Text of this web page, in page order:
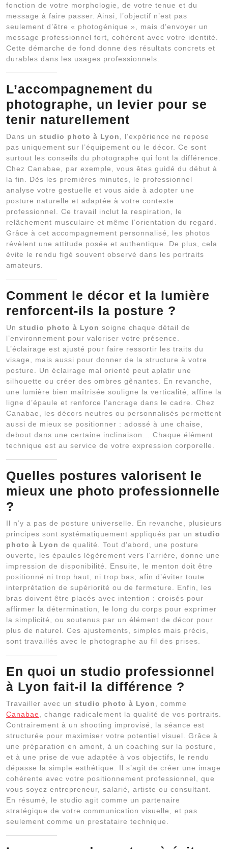
fonction de votre morphologie, de votre tenue et du
message à faire passer. Ainsi, l’objectif n’est pas
seulement d’être « photogénique », mais d’envoyer un
message professionnel fort, cohérent avec votre identité.
Cette démarche de fond donne des résultats concrets et
durables dans les usages professionnels.
L’accompagnement du
photographe, un levier pour se
tenir naturellement
Dans un studio photo à Lyon
, l’expérience ne repose
pas uniquement sur l’équipement ou le décor. Ce sont
surtout les conseils du photographe qui font la différence.
Chez Canabae, par exemple, vous êtes guidé du début à
la fin. Dès les premières minutes, le professionnel
analyse votre gestuelle et vous aide à adopter une
posture naturelle et adaptée à votre contexte
professionnel. Ce travail inclut la respiration, le
relâchement musculaire et même l’orientation du regard.
Grâce à cet accompagnement personnalisé, les photos
révèlent une attitude posée et authentique. De plus, cela
évite le rendu figé souvent observé dans les portraits
amateurs.
Comment le décor et la lumière
renforcent-ils la posture ?
Un studio photo à Lyon soigne chaque détail de
l’environnement pour valoriser votre présence.
L’éclairage est ajusté pour faire ressortir les traits du
visage, mais aussi pour donner de la structure à votre
posture. Un éclairage mal orienté peut aplatir une
silhouette ou créer des ombres gênantes. En revanche,
une lumière bien maîtrisée souligne la verticalité, affine la
ligne d’épaule et renforce l’ancrage dans le cadre. Chez
Canabae, les décors neutres ou personnalisés permettent
aussi de mieux se positionner : adossé à une chaise,
debout dans une certaine inclinaison… Chaque élément
technique est au service de votre expression corporelle.
Quelles postures valorisent le
mieux une photo professionnelle
?
Il n’y a pas de posture universelle. En revanche, plusieurs
principes sont systématiquement appliqués par un studio
photo à Lyon de qualité. Tout d’abord, une posture
ouverte, les épaules légèrement vers l’arrière, donne une
impression de disponibilité. Ensuite, le menton doit être
positionné ni trop haut, ni trop bas, afin d’éviter toute
interprétation de supériorité ou de fermeture. Enfin, les
bras doivent être placés avec intention : croisés pour
affirmer la détermination, le long du corps pour exprimer
la simplicité, ou soutenus par un élément de décor pour
plus de naturel. Ces ajustements, simples mais précis,
sont travaillés avec le photographe au fil des prises.
En quoi un studio professionnel
à Lyon fait-il la différence ?
Travailler avec un studio photo à Lyon
, comme
Canabae , change radicalement la qualité de vos portraits.
Contrairement à un shooting improvisé, la séance est
structurée pour maximiser votre potentiel visuel. Grâce à
une préparation en amont, à un coaching sur la posture,
et à une prise de vue adaptée à vos objectifs, le rendu
dépasse la simple esthétique. Il s’agit de créer une image
cohérente avec votre positionnement professionnel, que
vous soyez entrepreneur, salarié, artiste ou consultant.
En résumé, le studio agit comme un partenaire
stratégique de votre communication visuelle, et pas
seulement comme un prestataire technique.